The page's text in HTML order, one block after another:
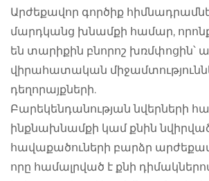
Արժեքավոր գործիք
մարդկանց խնամքի համար,
են տարիքին բնորոշ խռմփոցին՝
վիրահատական
դեղորայքների.
Բարեկենդանության նվերների
ինքնախնամքի կամ քնին
հավաքածուների բարձր
որը համալրված է քնի